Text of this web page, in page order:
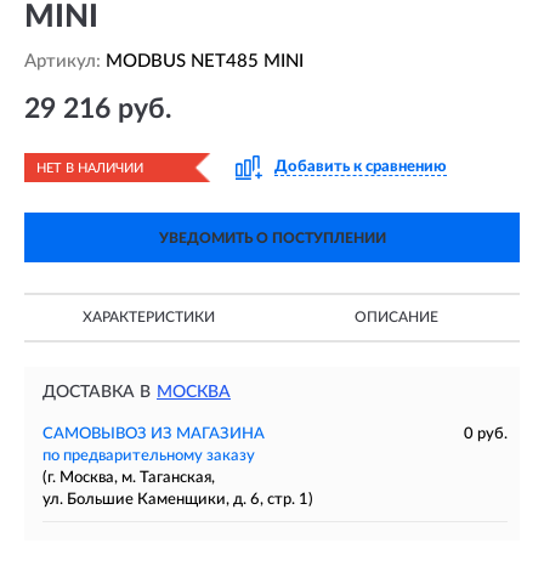
MINI
Артикул: MODBUS NET485 MINI
29 216 руб.
НЕТ В НАЛИЧИИ Добавить к сравнению
УВЕДОМИТЬ О ПОСТУПЛЕНИИ
ХАРАКТЕРИСТИКИ ОПИСАНИЕ
ДОСТАВКА В МОСКВА
САМОВЫВОЗ ИЗ МАГАЗИНА
0 руб.
по предварительному заказу
(г. Москва, м. Таганская,
ул. Большие Каменщики, д. 6, стр. 1)